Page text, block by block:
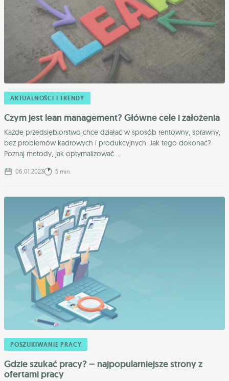
AKTUALNOŚCI I TRENDY
Czym jest lean management? Główne cele i założenia
Każde przedsiębiorstwo chce działać w sposób rentowny, sprawny,
bez problemów kadrowych i produkcyjnych. Jak tego dokonać?
Poznaj metody, jak optymalizować ...
06.01.2023 5 min.
POSZUKIWANIE PRACY
Gdzie szukać pracy? – najpopularniejsze strony z
ofertami pracy